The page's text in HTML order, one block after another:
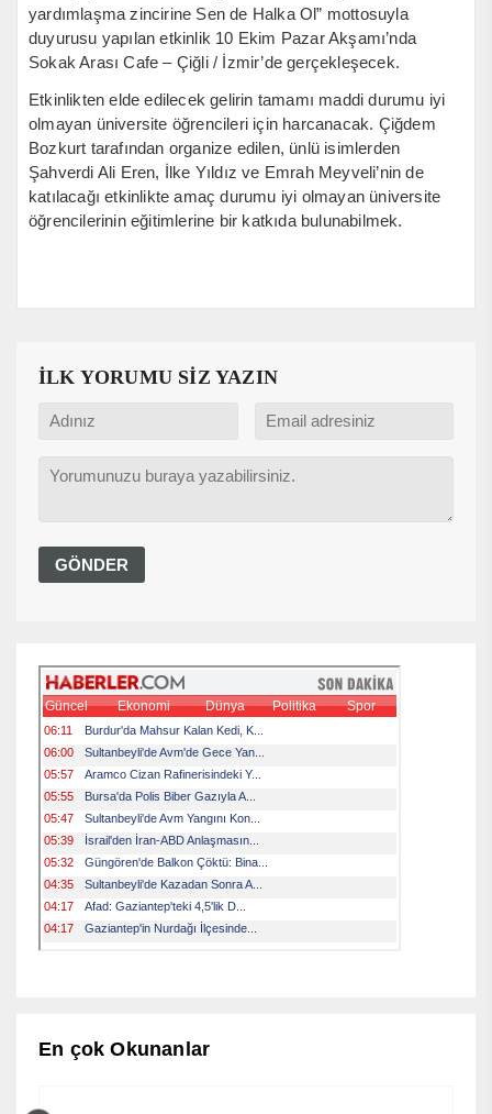
yardımlaşma zincirine Sen de Halka Ol” mottosuyla
duyurusu yapılan etkinlik 10 Ekim Pazar Akşamı’nda
Sokak Arası Cafe – Çiğli / İzmir’de gerçekleşecek.
Etkinlikten elde edilecek gelirin tamamı maddi durumu iyi
olmayan üniversite öğrencileri için harcanacak. Çiğdem
Bozkurt tarafından organize edilen, ünlü isimlerden
Şahverdi Ali Eren, İlke Yıldız ve Emrah Meyveli’nin de
katılacağı etkinlikte amaç durumu iyi olmayan üniversite
öğrencilerinin eğitimlerine bir katkıda bulunabilmek.
İLK YORUMU SİZ YAZIN
En çok Okunanlar